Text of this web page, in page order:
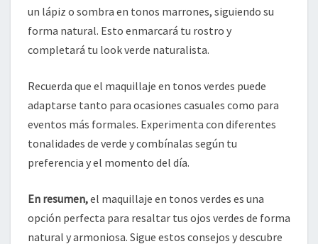
un lápiz o sombra en tonos marrones, siguiendo su
forma natural. Esto enmarcará tu rostro y
completará tu look verde naturalista.
Recuerda que el maquillaje en tonos verdes puede
adaptarse tanto para ocasiones casuales como para
eventos más formales. Experimenta con diferentes
tonalidades de verde y combínalas según tu
preferencia y el momento del día.
En resumen,el maquillaje en tonos verdes es una
opción perfecta para resaltar tus ojos verdes de forma
natural y armoniosa. Sigue estos consejos y descubre